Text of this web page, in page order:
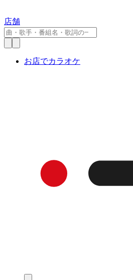
店舗
お店でカラオケ